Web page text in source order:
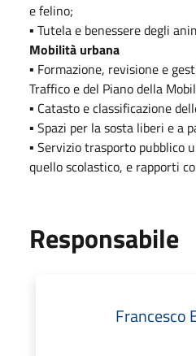
e felino;
▪ Tutela e benessere degli
Mobilità urbana
▪ Formazione, revisione e
Traffico e del Piano della
▪ Catasto e classificazione
▪ Spazi per la sosta liberi e a
▪ Servizio trasporto pubblico
quello scolastico, e rapporti
Responsabile
Francesco